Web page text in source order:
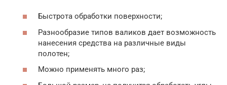
Быстрота обработки поверхности;
Разнообразие типов валиков дает возможность
нанесения средства на различные виды
полотен;
Можно применять много раз;